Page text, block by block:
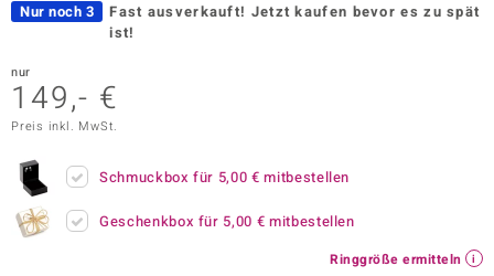
Nur noch 3 Fast ausverkauft! Jetzt kaufen bevor es zu spät
ist!
nur
149,- €
Preis inkl. MwSt.
Schmuckbox für 5,00 € mitbestellen
Geschenkbox für 5,00 € mitbestellen
Ringgröße ermitteln